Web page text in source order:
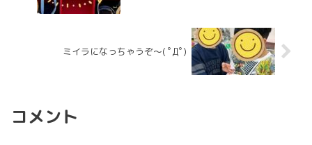
ミイラになっちゃうぞ～( ﾟДﾟ)
コメント